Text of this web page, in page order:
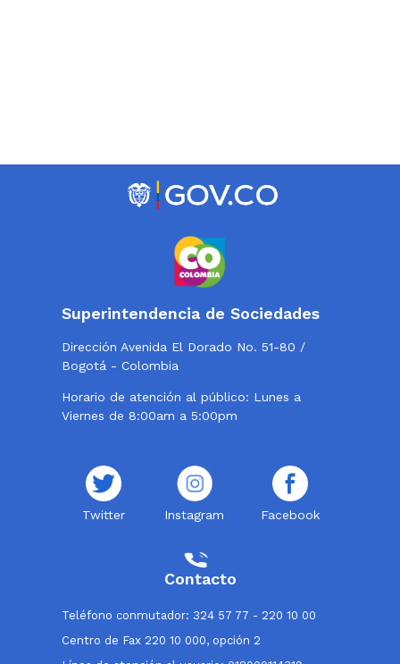
Superintendencia de Sociedades
Dirección Avenida El Dorado No. 51-80 /
Bogotá - Colombia
Horario de atención al público: Lunes a
Viernes de 8:00am a 5:00pm
Twitter Instagram Facebook
Contacto
Teléfono conmutador: 324 57 77 - 220 10 00
Centro de Fax 220 10 000, opción 2